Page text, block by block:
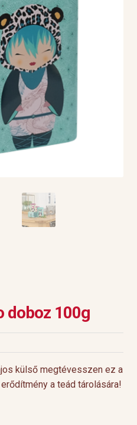
doboz 100g
külső megtévesszen ez a
a teád tárolására!